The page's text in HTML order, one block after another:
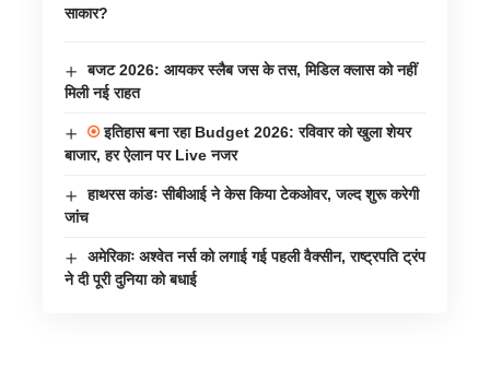
साकार?
बजट 2026: आयकर स्लैब जस के तस, मिडिल क्लास को नहीं
मिली नई राहत
इतिहास बना रहा Budget 2026: रविवार को खुला शेयर
बाजार, हर ऐलान पर Live नजर
हाथरस कांडः सीबीआई ने केस किया टेकओवर, जल्द शुरू करेगी
जांच
अमेरिकाः अश्वेत नर्स को लगाई गई पहली वैक्सीन, राष्ट्रपति ट्रंप
ने दी पूरी दुनिया को बधाई